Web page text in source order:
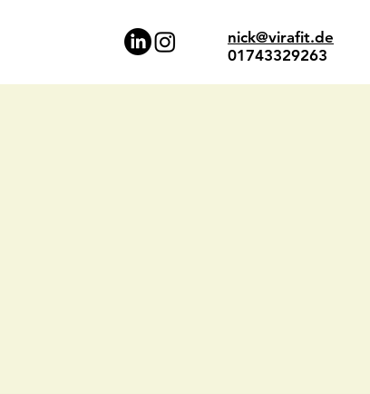
nick@virafit.de
​01743329263